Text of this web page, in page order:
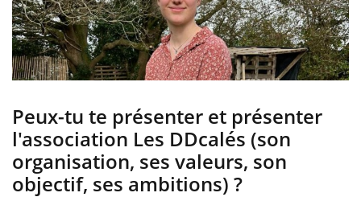
Peux-tu te présenter et présenter
l'association Les DDcalés (son
organisation, ses valeurs, son
objectif, ses ambitions) ?